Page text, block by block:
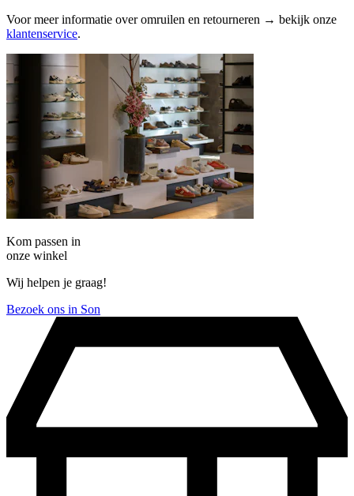
Voor meer informatie over omruilen en retourneren → bekijk onze
klantenservice.
Kom passen in
onze winkel
Wij helpen je graag!
Bezoek ons in Son